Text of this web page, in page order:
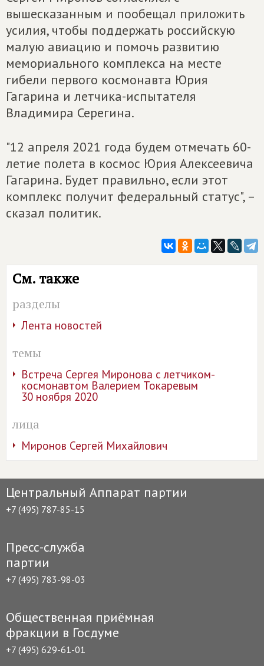
вышесказанным и пообещал приложить
усилия, чтобы поддержать российскую
малую авиацию и помочь развитию
мемориального комплекса на месте
гибели первого космонавта Юрия
Гагарина и летчика-испытателя
Владимира Серегина.
"12 апреля 2021 года будем отмечать 60-
летие полета в космос Юрия Алексеевича
Гагарина. Будет правильно, если этот
комплекс получит федеральный статус", –
сказал политик.
См. также
разделы
Лента новостей
темы
Встреча Сергея Миронова с летчиком-
космонавтом Валерием Токаревым
30 ноября 2020
лица
Миронов Сергей Михайлович
Центральный Аппарат партии
+7 (495) 787-85-15
Пресс-служба
партии
+7 (495) 783-98-03
Общественная приёмная
фракции в Госдуме
+7 (495) 629-61-01